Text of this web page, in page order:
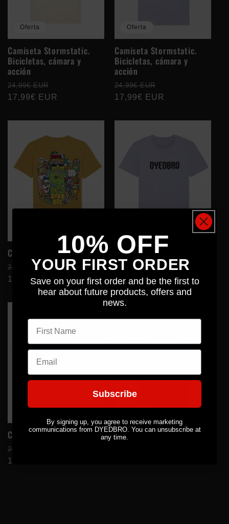
Oferta
Camiseta Stormstatic.
Bicicletas, cámara y
acción
Precio
habitual
24,99€ EUR
de
17,99€ EUR
Oferta
Camiseta Stormstatic.
Bicicletas, cámara y
acción
Precio
habitual
24,99€ EUR
de
17,99€ EUR
Camiseta Juay x Dyedbro
Precio
habitual
24,99€ EUR
Precio
de
oferta
17,99€ EUR
Camiseta con el logotipo
Precio
habitual
24,99€ EUR
Precio
de
oferta
17,99€ EUR
Camiseta con el logotipo
Precio
habitual
24,99€ EUR
17,99€ EUR
Camiseta con el logotipo
10% OFF
YOUR FIRST ORDER
Save on your first order and be the first to
hear about future products, offers and
news.
First name
Email
Subscribe
By signing up, you agree to receive marketing
communications from DYEDBRO. You can unsubscribe at
any time.